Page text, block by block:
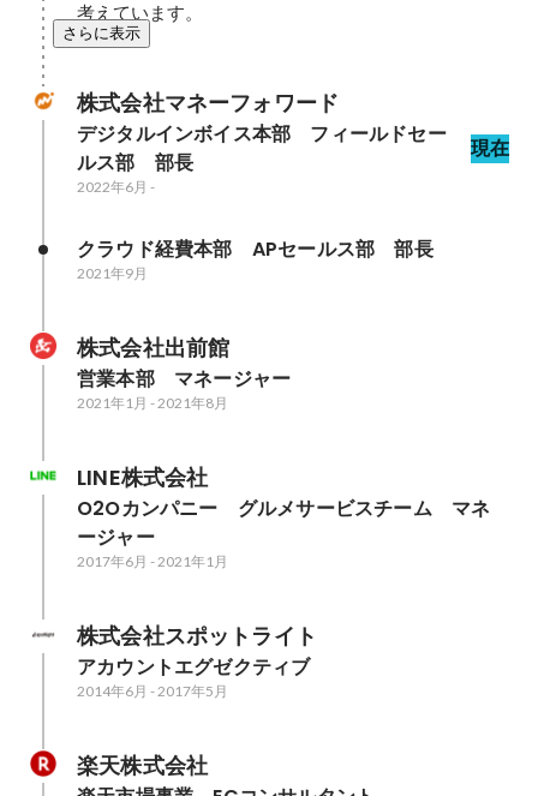
考えています。
さらに表示
株式会社マネーフォワード
デジタルインボイス本部　フィールドセー
ルス部　部長
現在
2022年6月 -
クラウド経費本部　APセールス部　部長
2021年9月
株式会社出前館
営業本部　マネージャー
2021年1月 -2021年8月
LINE株式会社
O2Oカンパニー　グルメサービスチーム　マネ
ージャー
2017年6月 -2021年1月
株式会社スポットライト
アカウントエグゼクティブ
2014年6月 -2017年5月
楽天株式会社